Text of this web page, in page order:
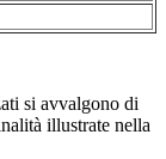
si avvalgono di
illustrate nella